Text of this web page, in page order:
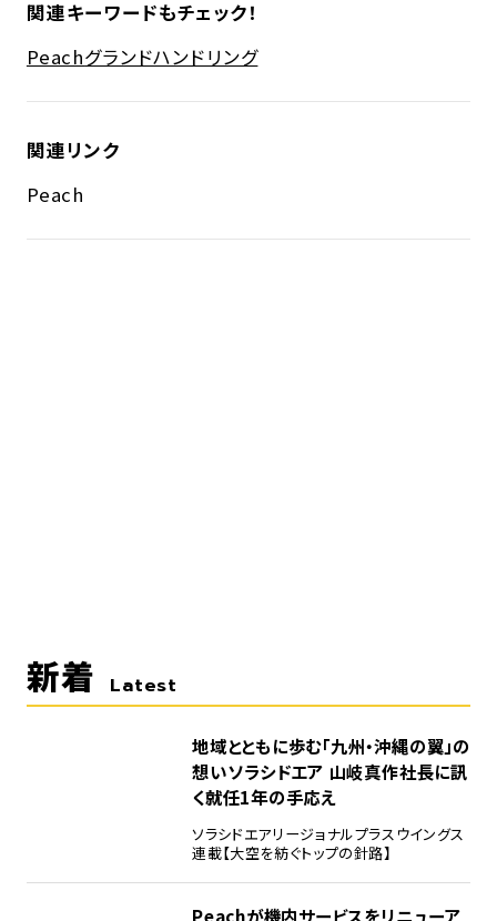
関連キーワードもチェック！
Peachグランドハンドリング
関連リンク
Peach
新着 Latest
地域とともに歩む「九州・沖縄の翼」の
想い――ソラシドエア 山岐真作社長に訊
く就任1年の手応え
ソラシドエアリージョナルプラスウイングス
連載【大空を紡ぐトップの針路】
Peachが機内サービスをリニューア